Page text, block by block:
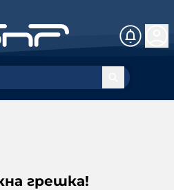
грешка!